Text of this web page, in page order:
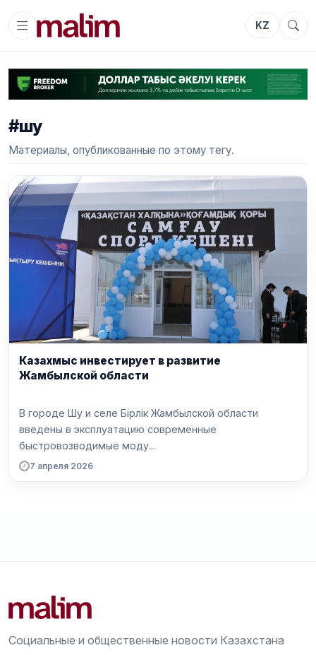
KZ
#шу
Материалы, опубликованные по этому тегу.
Казахмыс инвестирует в развитие
Жамбылской области
В городе Шу и селе Бірлік Жамбылской области
введены в эксплуатацию современные
быстровозводимые моду...
7 апреля 2026
Социальные и общественные новости Казахстана